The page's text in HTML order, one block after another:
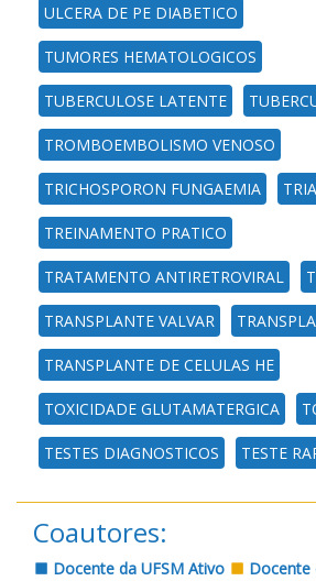
ULCERA DE PE DIABETICO
TUMORES HEMATOLOGICOS
TUBERCULOSE LATENTE
TROMBOEMBOLISMO VENOSO
TRICHOSPORON FUNGAEMIA
TREINAMENTO PRATICO
TRATAMENTO ANTIRETROVIRAL
TRANSPLANTE VALVAR
TRANSPLANTE DE CELULAS HE
TOXICIDADE GLUTAMATERGICA
TESTES DIAGNOSTICOS TESTE
Coautores:
Docente da UFSM Ativo Docente